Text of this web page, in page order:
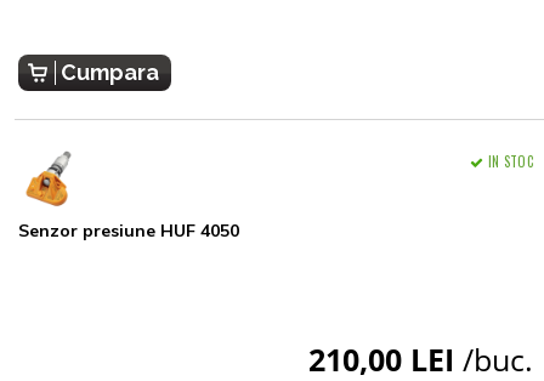
Cumpara
Senzor presiune HUF 4050
IN STOC
210,00 LEI /buc.